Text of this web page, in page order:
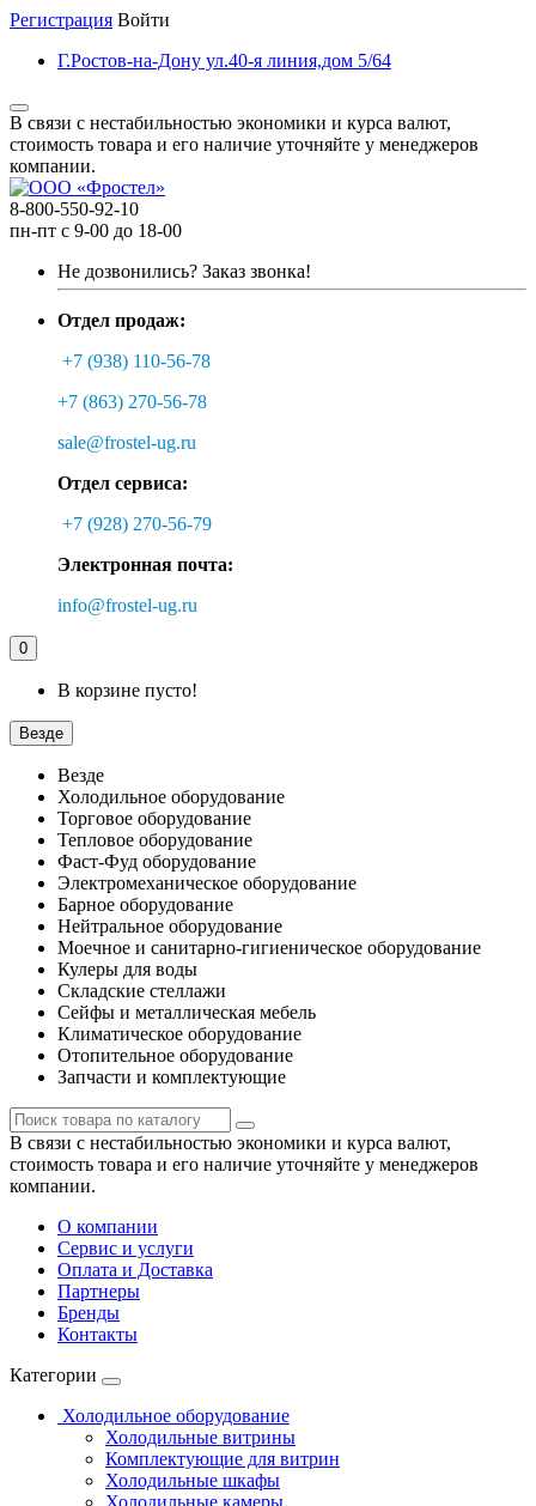
Регистрация Войти
Г.Ростов-на-Дону ул.40-я линия,дом 5/64
В связи с нестабильностью экономики и курса валют,
стоимость товара и его наличие уточняйте у менеджеров
компании.
8-800-550-92-10
пн-пт с 9-00 до 18-00
Не дозвонились? Заказ звонка!
Отдел продаж:
+7 (938) 110-56-78
+7 (863) 270-56-78
sale@frostel-ug.ru
Отдел сервиса:
+7 (928) 270-56-79
Электронная почта:
info@frostel-ug.ru
0
В корзине пусто!
Везде
Везде
Холодильное оборудование
Торговое оборудование
Тепловое оборудование
Фаст-Фуд оборудование
Электромеханическое оборудование
Барное оборудование
Нейтральное оборудование
Моечное и санитарно-гигиеническое оборудование
Кулеры для воды
Складские стеллажи
Сейфы и металлическая мебель
Климатическое оборудование
Отопительное оборудование
Запчасти и комплектующие
В связи с нестабильностью экономики и курса валют,
стоимость товара и его наличие уточняйте у менеджеров
компании.
О компании
Сервис и услуги
Оплата и Доставка
Партнеры
Бренды
Контакты
Категории
Холодильное оборудование
Холодильные витрины
Комплектующие для витрин
Холодильные шкафы
Холодильные камеры